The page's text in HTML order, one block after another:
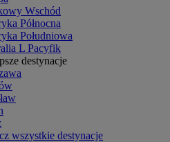
Wschód
Północna
Południowa
L Pacyfik
destynacje
wszystkie destynacje